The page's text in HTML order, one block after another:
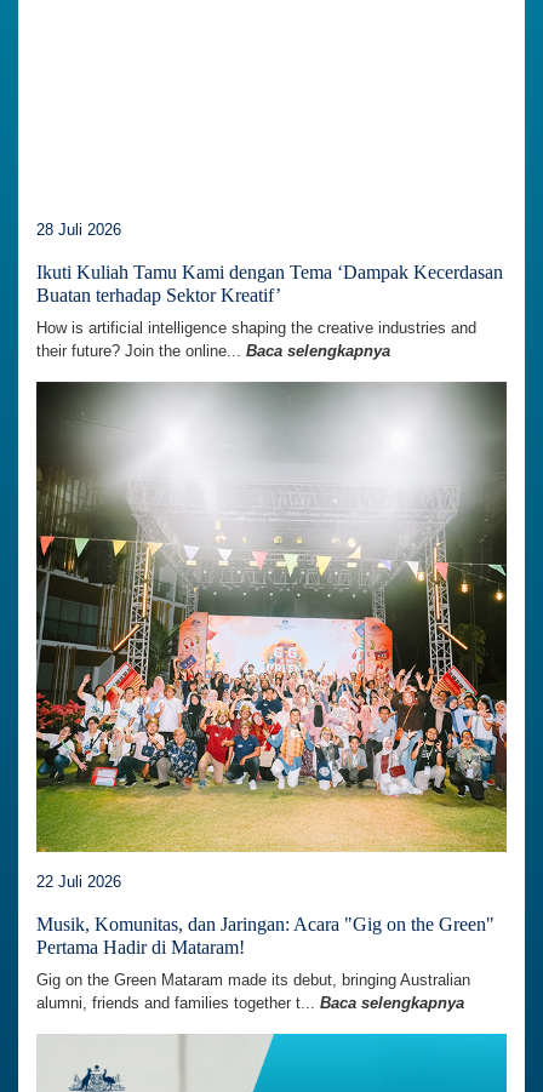
28 Juli 2026
Ikuti Kuliah Tamu Kami dengan Tema ‘Dampak Kecerdasan
Buatan terhadap Sektor Kreatif’
How is artificial intelligence shaping the creative industries and
their future? Join the online... Baca selengkapnya
22 Juli 2026
Musik, Komunitas, dan Jaringan: Acara "Gig on the Green"
Pertama Hadir di Mataram!
Gig on the Green Mataram made its debut, bringing Australian
alumni, friends and families together t... Baca selengkapnya